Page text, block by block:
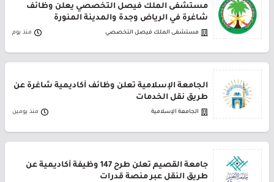
مستشفى الملك فيصل التخصصي يعلن وظائف
شاغرة في الرياض وجدة والمدينة المنورة
مستشفى الملك فيصل التخصصي منذ يوم
الجامعة الإسلامية تعلن وظائف أكاديمية شاغرة عن
طريق نقل الخدمات
الجامعة الإسلامية منذ يومين
جامعة القصيم تعلن طرح 147 وظيفة أكاديمية عن
طريق النقل عبر منصة قدرات